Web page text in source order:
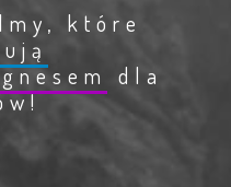
które
dla